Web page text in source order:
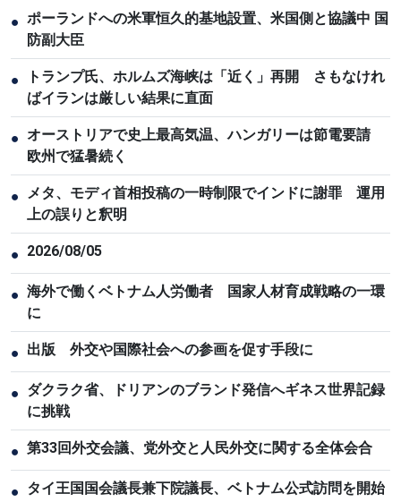
● ポーランドへの米軍恒久的基地設置、米国側と協議中 国
防副大臣
●
トランプ氏、ホルムズ海峡は「近く」再開 さもなけれ
ばイランは厳しい結果に直面
● オーストリアで史上最高気温、ハンガリーは節電要請
欧州で猛暑続く
● メタ、モディ首相投稿の一時制限でインドに謝罪 運用
上の誤りと釈明
● 2026/08/05
● 海外で働くベトナム人労働者 国家人材育成戦略の一環
に
● 出版 外交や国際社会への参画を促す手段に
● ダクラク省、ドリアンのブランド発信へギネス世界記録
に挑戦
● 第33回外交会議、党外交と人民外交に関する全体会合
● タイ王国国会議長兼下院議長、ベトナム公式訪問を開始